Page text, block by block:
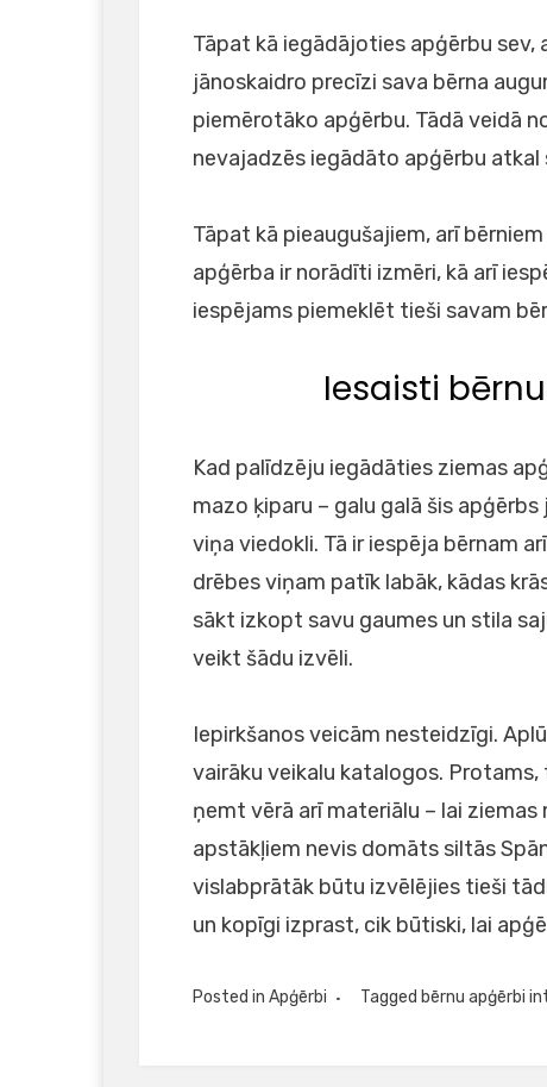
Tāpat kā iegādājoties apģērbu
jānoskaidro precīzi sava bērna
piemērotāko apģērbu. Tādā veidā
nevajadzēs iegādāto apģērbu
Tāpat kā pieaugušajiem, arī
apģērba ir norādīti izmēri, kā arī
iespējams piemeklēt tieši savam
Iesaisti
Kad palīdzēju iegādāties ziemas
mazo ķiparu – galu galā šis
viņa viedokli. Tā ir iespēja bērnam
drēbes viņam patīk labāk, kādas
sākt izkopt savu gaumes un stila
veikt šādu izvēli.
Iepirkšanos veicām nesteidzīgi.
vairāku veikalu katalogos.
ņemt vērā arī materiālu – lai
apstākļiem nevis domāts siltās
vislabprātāk būtu izvēlējies tieši
un kopīgi izprast, cik būtiski, lai
Posted in Apģērbi Tagged bērnu apģērbi